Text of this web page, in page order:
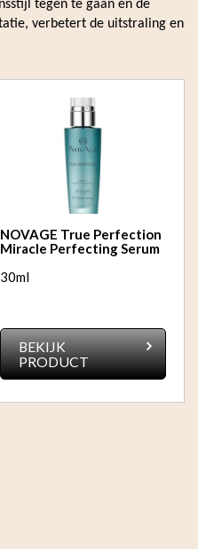
tegen te gaan en de
verbetert de uitstraling en
NOVAGE True Perfection
Miracle Perfecting Serum
30ml
BEKIJK
PRODUCT